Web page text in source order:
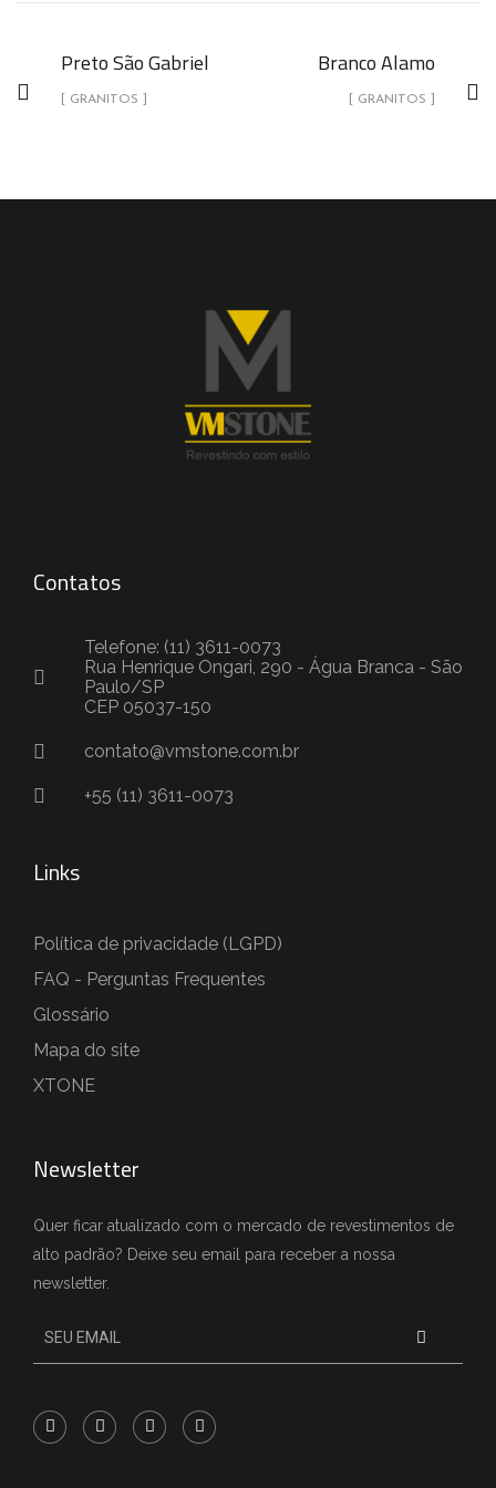
Preto São Gabriel
[ GRANITOS ]
Branco Alamo
[ GRANITOS ]
Contatos
Telefone: (11) 3611-0073
Rua Henrique Ongari, 290 - Água Branca - São
Paulo/SP
CEP 05037-150
contato@vmstone.com.br
+55 (11) 3611-0073
Links
Política de privacidade (LGPD)
FAQ - Perguntas Frequentes
Glossário
Mapa do site
XTONE
Newsletter
Quer ficar atualizado com o mercado de revestimentos de
alto padrão? Deixe seu email para receber a nossa
newsletter.